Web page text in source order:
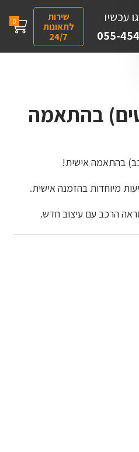
0
שירות
לתאונות
24/7
עכשיו
055-
בהתאמה
בהתאמה אישית!
מיוחדות בהזמנה אישית.
הרכב עם עיצוב חדש.